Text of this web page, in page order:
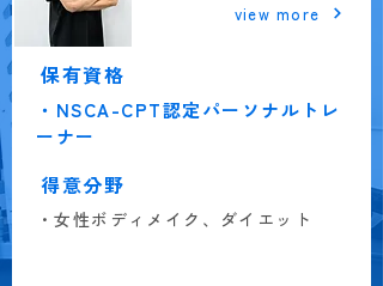
view more
保有資格
・NSCA-CPT認定パーソナルトレ
ーナー
得意分野
・女性ボディメイク、ダイエット